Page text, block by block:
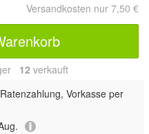
Versandkosten nur 7,50 €
12 verkauft
Vorkasse per